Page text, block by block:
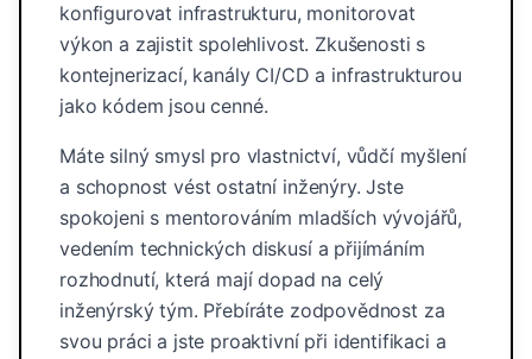
konfigurovat infrastrukturu, monitorovat
výkon a zajistit spolehlivost. Zkušenosti s
kontejnerizací, kanály CI/CD a infrastrukturou
jako kódem jsou cenné.
Máte silný smysl pro vlastnictví, vůdčí myšlení
a schopnost vést ostatní inženýry. Jste
spokojeni s mentorováním mladších vývojářů,
vedením technických diskusí a přijímáním
rozhodnutí, která mají dopad na celý
inženýrský tým. Přebíráte zodpovědnost za
svou práci a jste proaktivní při identifikaci a